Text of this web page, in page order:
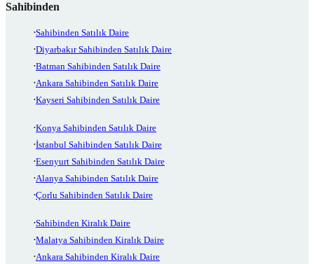
Sahibinden
Sahibinden Satılık Daire
Diyarbakır Sahibinden Satılık Daire
Batman Sahibinden Satılık Daire
Ankara Sahibinden Satılık Daire
Kayseri Sahibinden Satılık Daire
Konya Sahibinden Satılık Daire
İstanbul Sahibinden Satılık Daire
Esenyurt Sahibinden Satılık Daire
Alanya Sahibinden Satılık Daire
Çorlu Sahibinden Satılık Daire
Sahibinden Kiralık Daire
Malatya Sahibinden Kiralık Daire
Ankara Sahibinden Kiralık Daire